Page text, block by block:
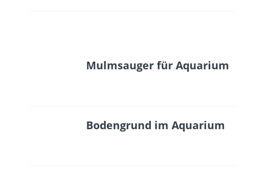
Mulmsauger für Aquarium
Bodengrund im Aquarium